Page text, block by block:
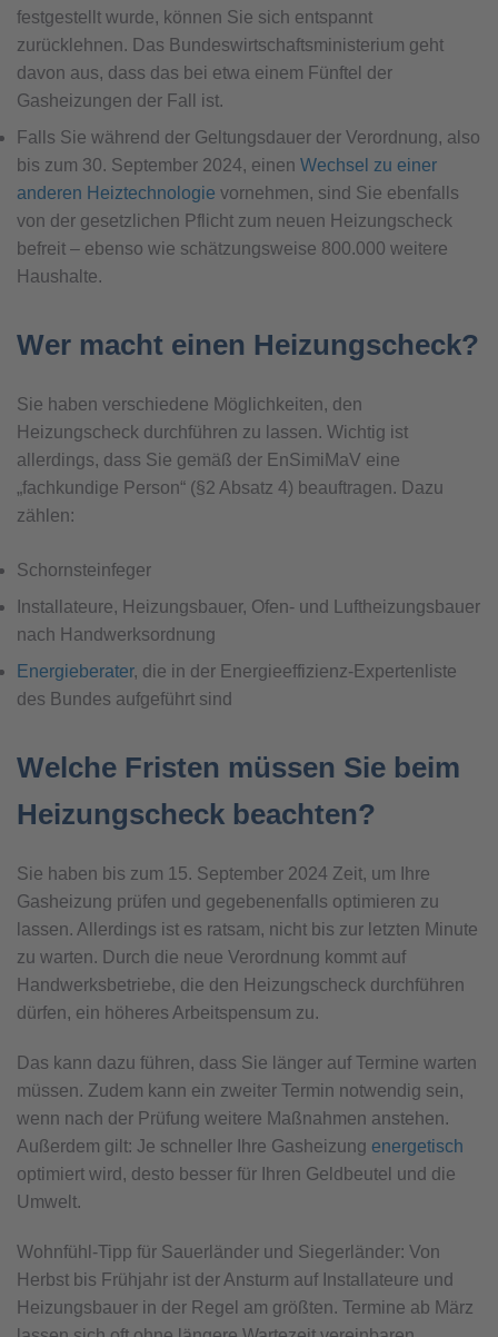
festgestellt wurde, können Sie sich entspannt
zurücklehnen. Das Bundeswirtschaftsministerium geht
davon aus, dass das bei etwa einem Fünftel der
Gasheizungen der Fall ist.
Falls Sie während der Geltungsdauer der Verordnung, also
bis zum 30. September 2024, einen Wechsel zu einer
anderen Heiztechnologie vornehmen, sind Sie ebenfalls
von der gesetzlichen Pflicht zum neuen Heizungscheck
befreit – ebenso wie schätzungsweise 800.000 weitere
Haushalte.
Wer macht einen Heizungscheck?
Sie haben verschiedene Möglichkeiten, den
Heizungscheck durchführen zu lassen. Wichtig ist
allerdings, dass Sie gemäß der EnSimiMaV eine
„fachkundige Person“ (§2 Absatz 4) beauftragen. Dazu
zählen:
Schornsteinfeger
Installateure, Heizungsbauer, Ofen- und Luftheizungsbauer
nach Handwerksordnung
Energieberater, die in der Energieeffizienz-Expertenliste
des Bundes aufgeführt sind
Welche Fristen müssen Sie beim
Heizungscheck beachten?
Sie haben bis zum 15. September 2024 Zeit, um Ihre
Gasheizung prüfen und gegebenenfalls optimieren zu
lassen. Allerdings ist es ratsam, nicht bis zur letzten Minute
zu warten. Durch die neue Verordnung kommt auf
Handwerksbetriebe, die den Heizungscheck durchführen
dürfen, ein höheres Arbeitspensum zu.
Das kann dazu führen, dass Sie länger auf Termine warten
müssen. Zudem kann ein zweiter Termin notwendig sein,
wenn nach der Prüfung weitere Maßnahmen anstehen.
Außerdem gilt: Je schneller Ihre Gasheizung energetisch
optimiert wird, desto besser für Ihren Geldbeutel und die
Umwelt.
Wohnfühl-Tipp für Sauerländer und Siegerländer: Von
Herbst bis Frühjahr ist der Ansturm auf Installateure und
Heizungsbauer in der Regel am größten. Termine ab März